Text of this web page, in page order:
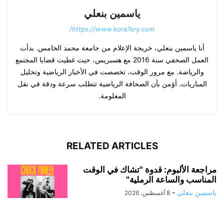
ياسمين بنعلي
https://www.kora7sry.com/
أنا ياسمين بنعلي، خريجة الإعلام من جامعة محمد الخامس. بدأت
العمل الصحفي سنة 2016 مع هسبريس، حيث غطيت قضايا المجتمع
والرياضة. مع مرور الوقت، تخصصت في الأخبار الرياضية وتحليل
المباريات. أؤمن بأن الصحافة الرياضية تتطلب سرعة ودقة في نقل
المعلومة.
RELATED ARTICLES
مراجعة الألبوم: قدوة "تشاك في الوقت
المناسب والساعة الرملية"
ياسمين بنعلي - 8 أغسطس، 2026